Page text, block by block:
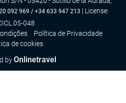
092 969 / +34 633 947 213 | License:
048
Política de Privacidade
de cookies
byOnlinetravel